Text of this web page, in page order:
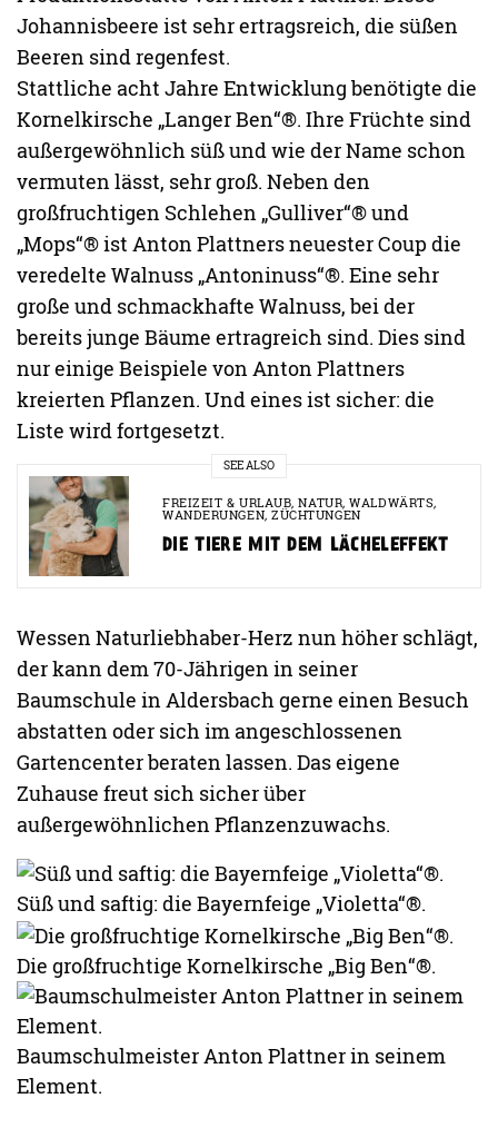
Johannisbeere ist sehr ertragsreich, die süßen
Beeren sind regenfest.
Stattliche acht Jahre Entwicklung benötigte die
Kornelkirsche „Langer Ben“®. Ihre Früchte sind
außergewöhnlich süß und wie der Name schon
vermuten lässt, sehr groß. Neben den
großfruchtigen Schlehen „Gulliver“® und
„Mops“® ist Anton Plattners neuester Coup die
veredelte Walnuss „Antoninuss“®. Eine sehr
große und schmackhafte Walnuss, bei der
bereits junge Bäume ertragreich sind. Dies sind
nur einige Beispiele von Anton Plattners
kreierten Pflanzen. Und eines ist sicher: die
Liste wird fortgesetzt.
SEE ALSO
FREIZEIT & URLAUB,NATUR,WALDWÄRTS,
WANDERUNGEN,ZÜCHTUNGEN
DIE TIERE MIT DEM LÄCHELEFFEKT
Wessen Naturliebhaber-Herz nun höher schlägt,
der kann dem 70-Jährigen in seiner
Baumschule in Aldersbach gerne einen Besuch
abstatten oder sich im angeschlossenen
Gartencenter beraten lassen. Das eigene
Zuhause freut sich sicher über
außergewöhnlichen Pflanzenzuwachs.
Süß und saftig: die Bayernfeige „Violetta“®.
Die großfruchtige Kornelkirsche „Big Ben“®.
Baumschulmeister Anton Plattner in seinem
Element.